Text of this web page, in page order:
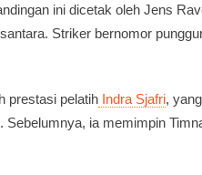
ini dicetak oleh Jens
Striker bernomor
prestasi pelatih Indra Sjafri,
Sebelumnya, ia memimpin